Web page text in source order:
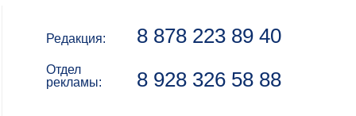
Редакция: 8 878 223 89 40
Отдел
рекламы:
8 928 326 58 88